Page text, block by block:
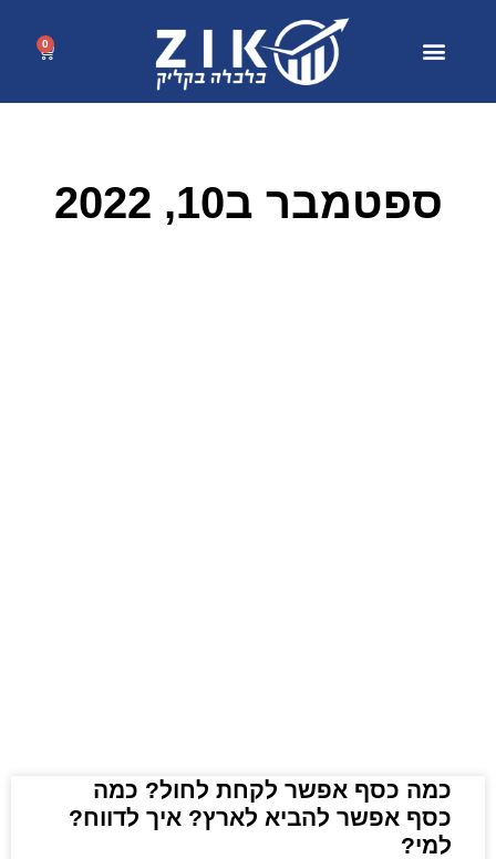
0
ספטמבר ב10, 2022
כמה כסף אפשר לקחת לחול? כמה
כסף אפשר להביא לארץ? איך לדווח?
למי?